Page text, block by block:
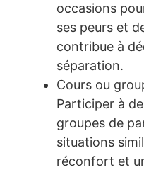
occasions
ses peurs et
contribue à
séparation.
Cours ou
Participer à
groupes de
situations
réconfort et